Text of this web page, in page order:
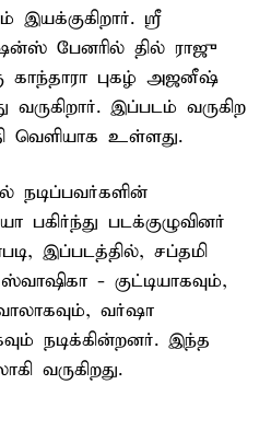
ஸ்ரீ
பேனரில் தில் ராஜு
காந்தாரா புகழ் அஜனீஷ்
இப்படம் வருகிற
வெளியாக உள்ளது.
நடிப்பவர்களின்
பகிர்ந்து படக்குழுவினர்
இப்படத்தில், சப்தமி
- குட்டியாகவும்,
வர்ஷா
நடிக்கின்றனர். இந்த
வருகிறது.